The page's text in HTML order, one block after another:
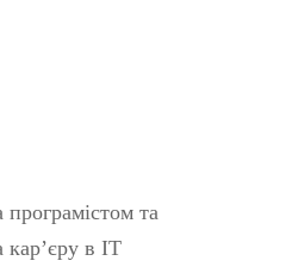
та
кар’єру в IT